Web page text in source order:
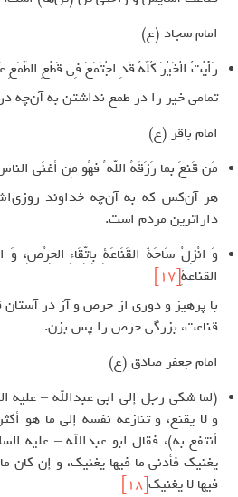
امام سجاد (ع)
رَأْيْتُ الْخَيْرَ كُلَّهُ قَدِ اجْتَمَعَ فِي قَطْعِ الطَّمَعِ
تمامی خیر را در طمع نداشتن به
امام باقر (ع)
مَن قَنِعَ بما رَزَقَهُ اللّه ُ فهُو مِن أغنَى
هر آن‌کس که به آن‌چه خداوند
داراترین مردم است.
وَ انْزِلْ سَاحَةَ القَنَاعَةِ بِاتِّقَاءِ الحِرْصِ، وَ
القناعةِ[17]
با پرهیز و دوری از حرص و آز در آستان
قناعت، بزرگی حرص را پس بزن.
امام جعفر صادق (ع)
(لما شكي رجل إلي ابي عبدالله – عليه
و لا يقنع، و تنازعه نفسه إلي ما هو
أنتفع به)، فقال ابو عبدالله – عليه
يغنيك فأدني ما فيها يغنيك، و إن كان
فيها لا يغنيك[18]